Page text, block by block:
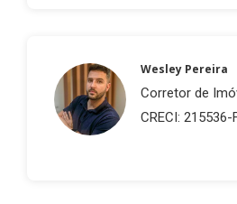
Wesley Pereira
Corretor de
CRECI: 215536-